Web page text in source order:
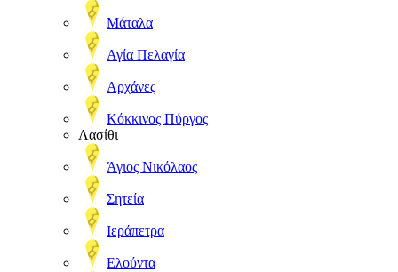
Μάταλα
Αγία Πελαγία
Αρχάνες
Κόκκινος Πύργος
Λασίθι
Άγιος Νικόλαος
Σητεία
Ιεράπετρα
Ελούντα